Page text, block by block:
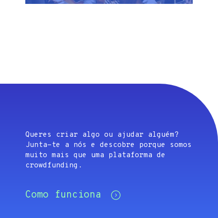
Queres criar algo ou ajudar alguém?
Junta-te a nós e descobre porque somos
muito mais que uma plataforma de
crowdfunding.
Como funciona